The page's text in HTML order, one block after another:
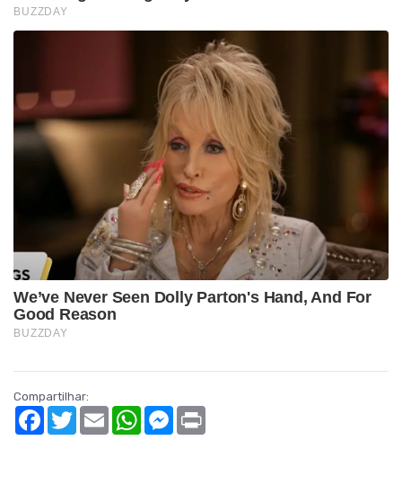
Compartilhar:
Facebook
TwitterEmail WhatsAppMessenger